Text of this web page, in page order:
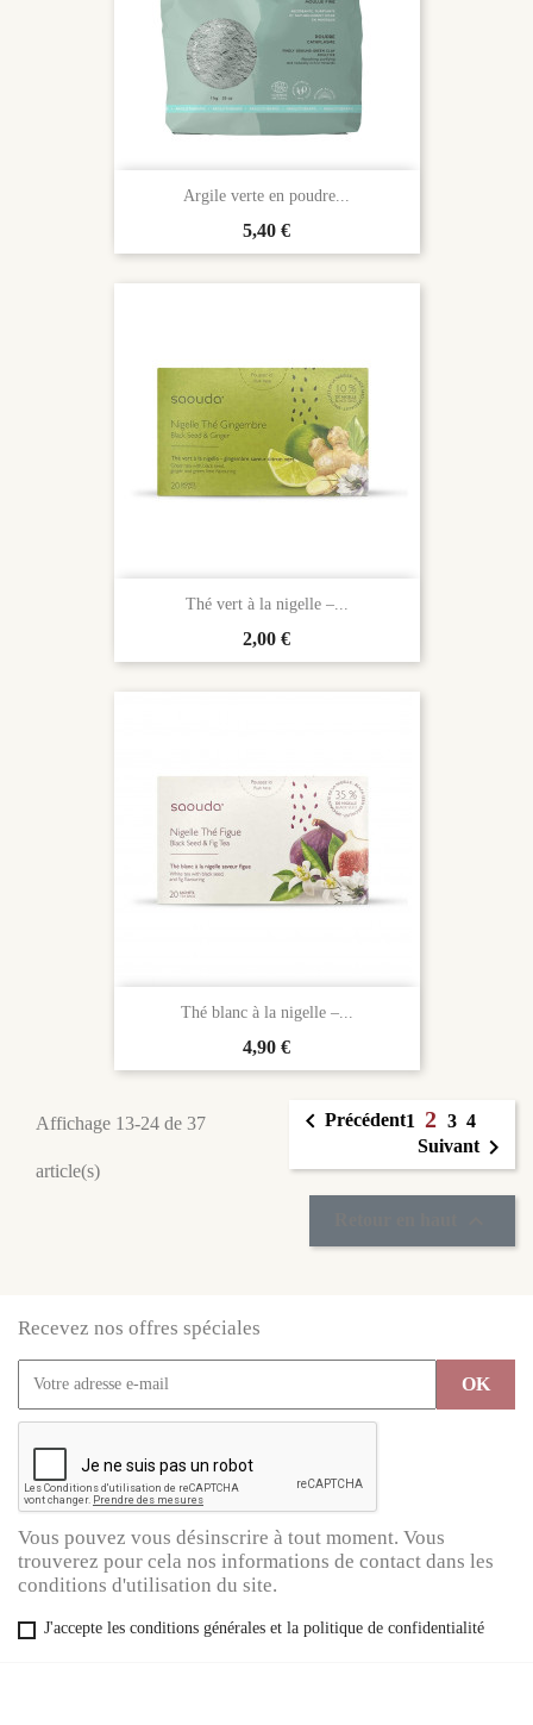
Argile verte en poudre...
Prix
5,40 €
Thé vert à la nigelle –...
Prix
2,00 €
Thé blanc à la nigelle –...
Prix
4,90 €
Affichage 13-24 de 37
article(s)
 Précédent1 2 3 4
Suivant
Recevez nos offres spéciales
Vous pouvez vous désinscrire à tout moment. Vous
trouverez pour cela nos informations de contact dans les
conditions d'utilisation du site.
J'accepte les conditions générales et la politique de confidentialité